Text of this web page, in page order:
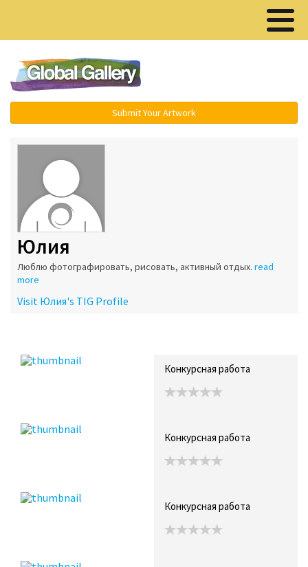
Submit Your Artwork
Юлия
Люблю фотографировать, рисовать, активный отдых. read
more
Visit Юлия's TIG Profile
Конкурсная работа
Конкурсная работа
Конкурсная работа